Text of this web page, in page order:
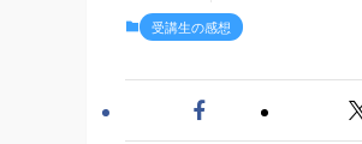
受講生の感想